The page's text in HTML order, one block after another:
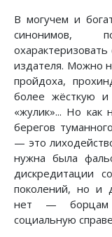
В могучем и
синонимов,
издателя. Можно
пройдоха,
более жёсткую
«жулик»... Но как
берегов
— это
нужна была
дискредитации
поколений, но и
нет — борцам
социальную